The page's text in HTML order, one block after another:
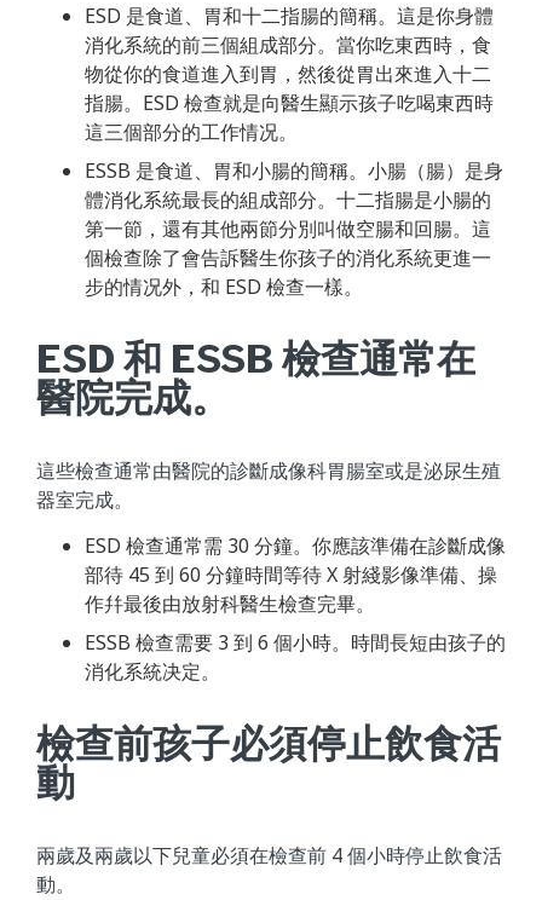
ESD 是食道、胃和十二指腸的簡稱。這是你身體
消化系統的前三個組成部分。當你吃東西時，食
物從你的食道進入到胃，然後從胃出來進入十二
指腸。ESD 檢查就是向醫生顯示孩子吃喝東西時
這三個部分的工作情况。
ESSB 是食道、胃和小腸的簡稱。小腸（腸）是身
體消化系統最長的組成部分。十二指腸是小腸的
第一節，還有其他兩節分別叫做空腸和回腸。這
個檢查除了會告訴醫生你孩子的消化系統更進一
步的情况外，和 ESD 檢查一樣。
ESD 和 ESSB 檢查通常在
醫院完成。
這些檢查通常由醫院的診斷成像科胃腸室或是泌尿生殖
器室完成。
ESD 檢查通常需 30 分鐘。你應該準備在診斷成像
部待 45 到 60 分鐘時間等待 X 射綫影像準備、操
作幷最後由放射科醫生檢查完畢。
ESSB 檢查需要 3 到 6 個小時。時間長短由孩子的
消化系統决定。
檢查前孩子必須停止飲食活
動
兩歲及兩歲以下兒童必須在檢查前 4 個小時停止飲食活
動。